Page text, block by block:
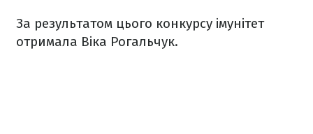
За результатом цього конкурсу імунітет
отримала Віка Рогальчук.